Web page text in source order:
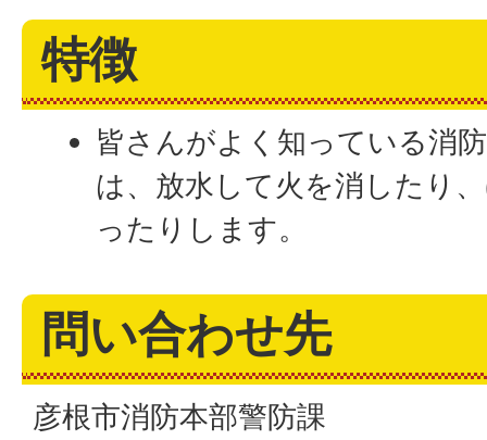
特徴
皆さんがよく知っている消
は、放水して火を消したり
ったりします。
問い合わせ先
彦根市消防本部警防課